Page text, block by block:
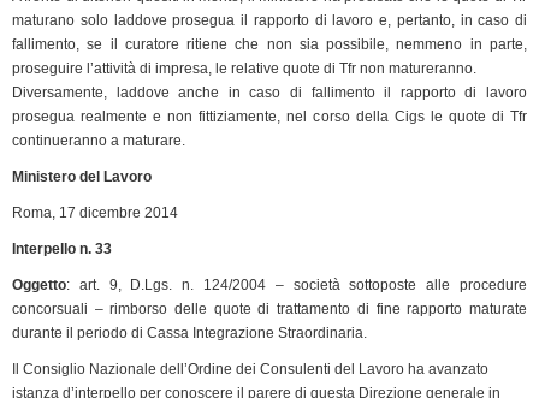
maturano solo laddove prosegua il rapporto di lavoro e, pertanto, in caso di
fallimento, se il curatore ritiene che non sia possibile, nemmeno in parte,
proseguire l’attività di impresa, le relative quote di Tfr non matureranno.
Diversamente, laddove anche in caso di fallimento il rapporto di lavoro
prosegua realmente e non fittiziamente, nel corso della Cigs le quote di Tfr
continueranno a maturare.
Ministero del Lavoro
Roma, 17 dicembre 2014
Interpello n. 33
Oggetto: art. 9, D.Lgs. n. 124/2004 – società sottoposte alle procedure
concorsuali – rimborso delle quote di trattamento di fine rapporto maturate
durante il periodo di Cassa Integrazione Straordinaria.
Il Consiglio Nazionale dell’Ordine dei Consulenti del Lavoro ha avanzato
istanza d’interpello per conoscere il parere di questa Direzione generale in